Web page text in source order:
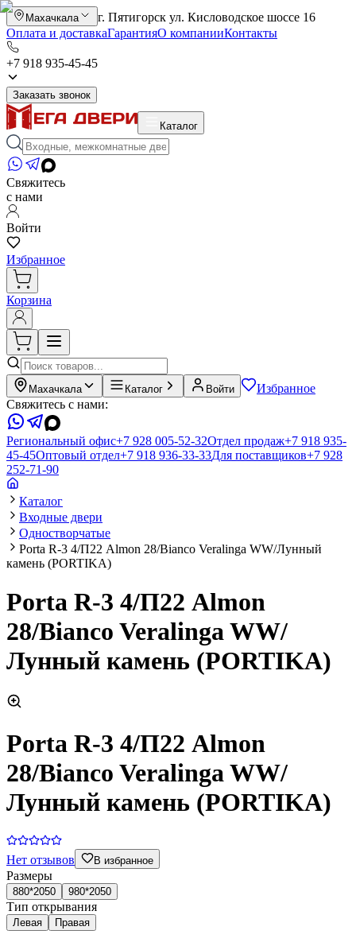
Махачкала
г. Пятигорск ул. Кисловодское шоссе 16
Оплата и доставкаГарантияО компанииКонтакты
+7 918 935-45-45
Заказать звонок
Каталог
Свяжитесь
с нами
Войти
Избранное
Корзина
Махачкала Каталог Войти
Избранное
Свяжитесь с нами:
Региональный офис+7 928 005-52-32Отдел продаж+7 918 935-
45-45Оптовый отдел+7 918 936-33-33Для поставщиков+7 928
252-71-90
Каталог
Входные двери
Одностворчатые
Porta R-3 4/П22 Almon 28/Bianco Veralinga WW/Лунный
камень (PORTIKA)
Porta R-3 4/П22 Almon
28/Bianco Veralinga WW/
Лунный камень (PORTIKA)
Porta R-3 4/П22 Almon
28/Bianco Veralinga WW/
Лунный камень (PORTIKA)
Нет отзывов В избранное
Размеры
880*2050 980*2050
Тип открывания
Левая Правая